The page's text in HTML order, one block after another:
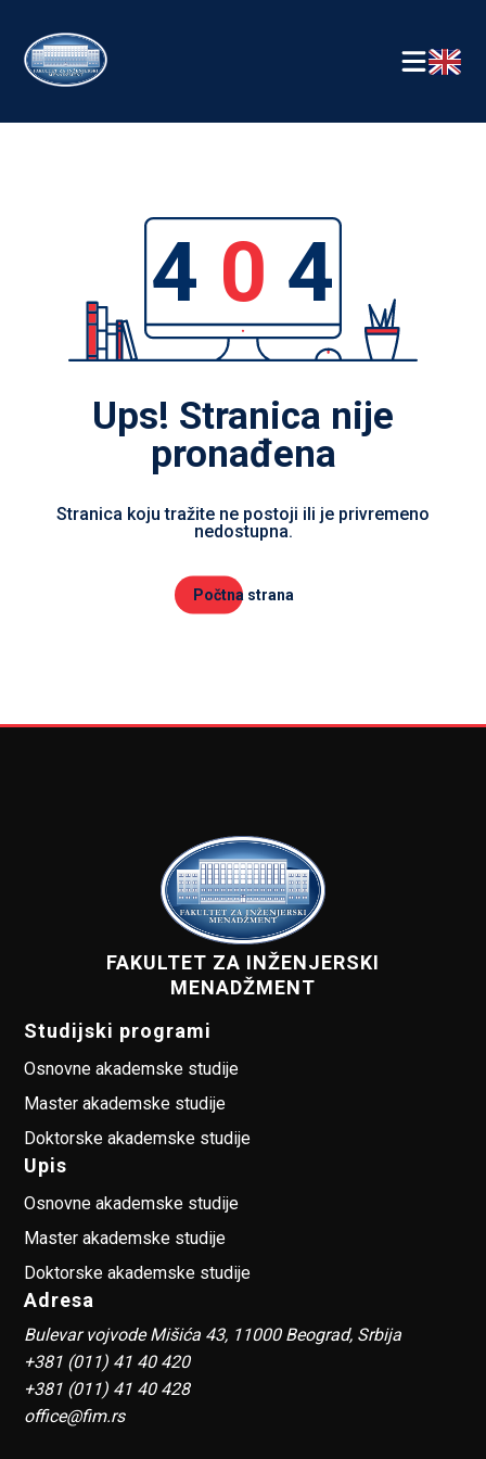
4 0 4
Ups! Stranica nije
pronađena
Stranica koju tražite ne postoji ili je privremeno
nedostupna.
Počtna strana
FAKULTET ZA INŽENJERSKI
MENADŽMENT
Studijski programi
Osnovne akademske studije
Master akademske studije
Doktorske akademske studije
Upis
Osnovne akademske studije
Master akademske studije
Doktorske akademske studije
Adresa
Bulevar vojvode Mišića 43, 11000 Beograd, Srbija
+381 (011) 41 40 420
+381 (011) 41 40 428
office@fim.rs